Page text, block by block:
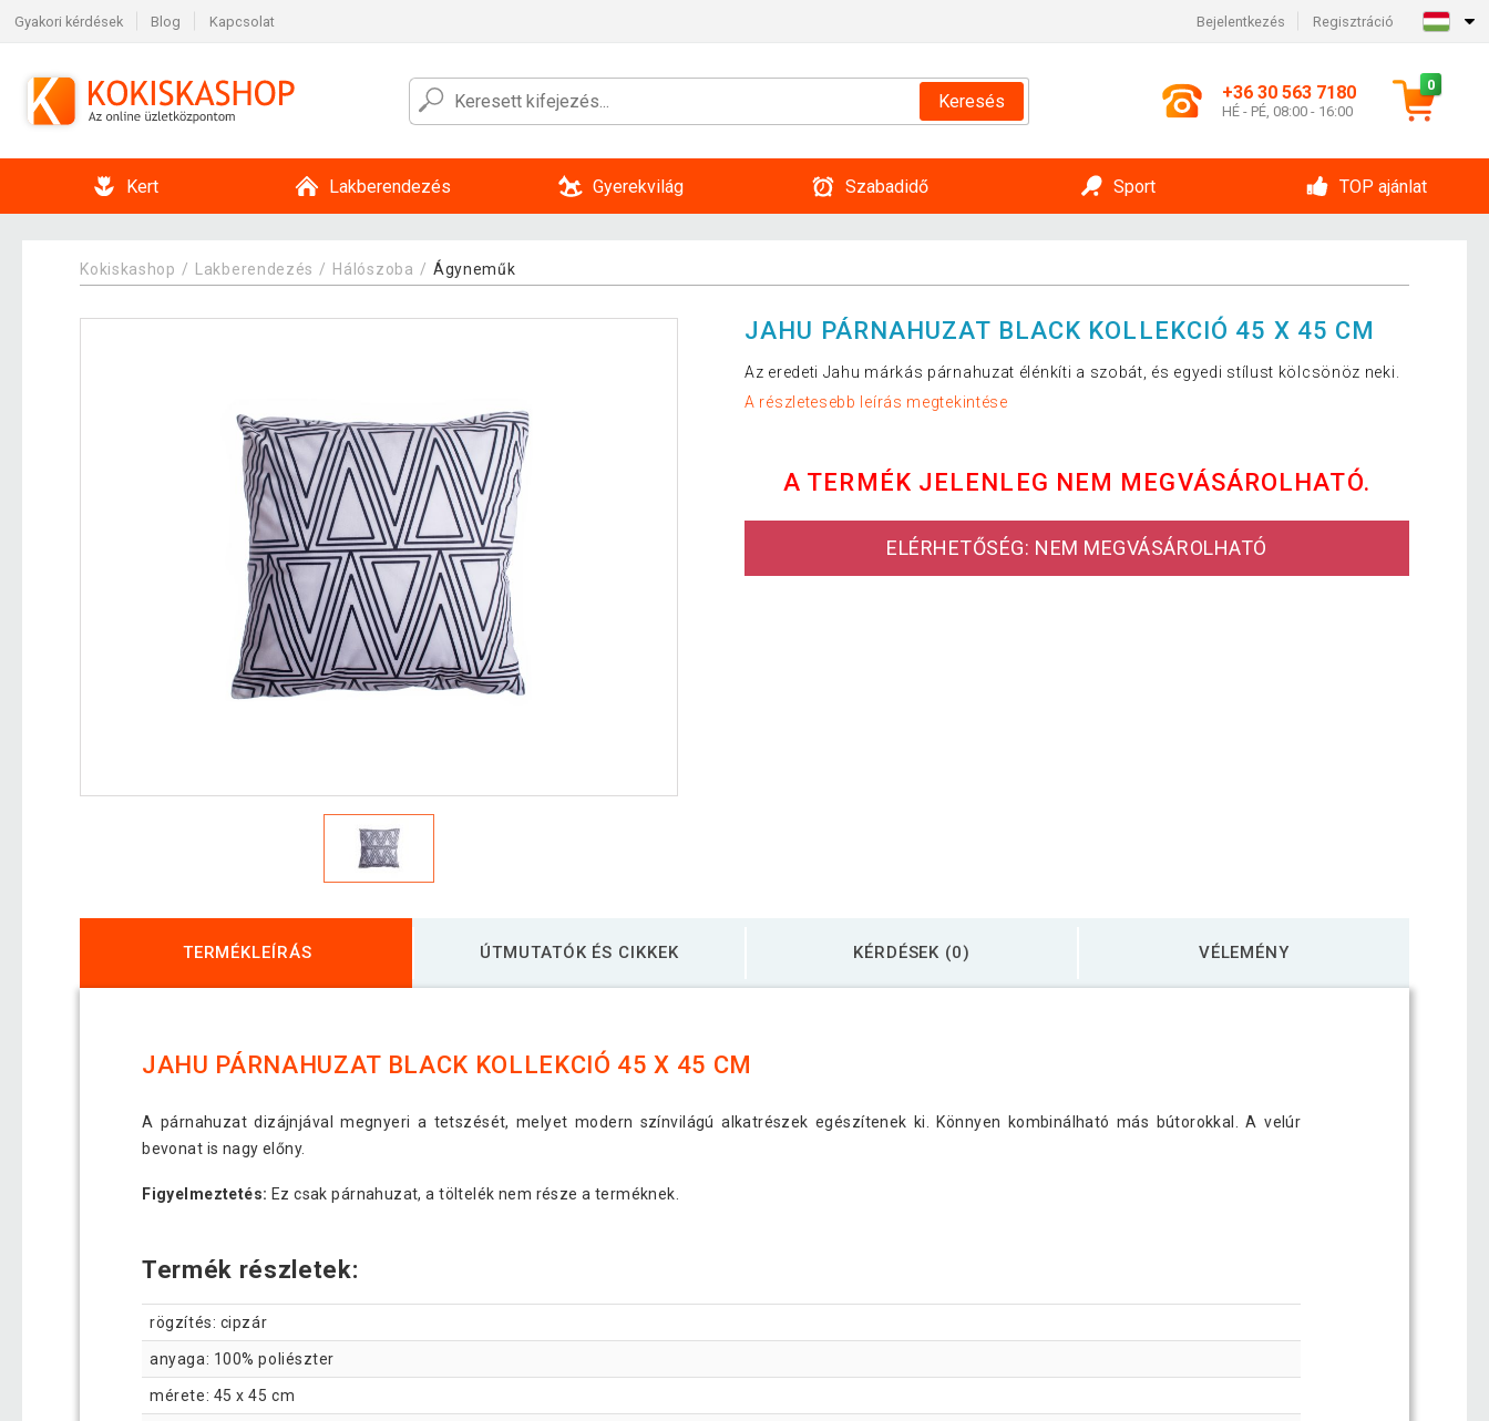
Gyakori kérdések Blog Kapcsolat Bejelentkezés Regisztráció
Keresés +36 30 563 7180
HÉ - PÉ, 08:00 - 16:00
0
Kert Lakberendezés Gyerekvilág Szabadidő Sport TOP ajánlat
Kokiskashop Lakberendezés Hálószoba Ágyneműk
JAHU PÁRNAHUZAT BLACK KOLLEKCIÓ 45 X 45 CM
Az eredeti Jahu márkás párnahuzat élénkíti a szobát, és egyedi stílust kölcsönöz neki.
A részletesebb leírás megtekintése
A TERMÉK JELENLEG NEM MEGVÁSÁROLHATÓ.
ELÉRHETŐSÉG: NEM MEGVÁSÁROLHATÓ
TERMÉKLEÍRÁS ÚTMUTATÓK ÉS CIKKEK KÉRDÉSEK (0) VÉLEMÉNY
JAHU PÁRNAHUZAT BLACK KOLLEKCIÓ 45 X 45 CM
A párnahuzat dizájnjával megnyeri a tetszését, melyet modern színvilágú alkatrészek egészítenek ki. Könnyen kombinálható más bútorokkal. A velúr
bevonat is nagy előny.
Figyelmeztetés: Ez csak párnahuzat, a töltelék nem része a terméknek.
Termék részletek:
rögzítés: cipzár
anyaga: 100% poliészter
mérete: 45 x 45 cm